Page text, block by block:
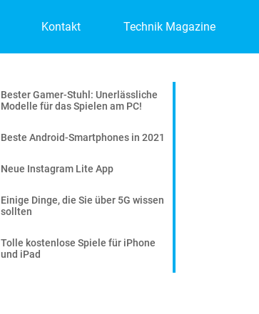
Kontakt Technik Magazine
Bester Gamer-Stuhl: Unerlässliche
Modelle für das Spielen am PC!
Beste Android-Smartphones in 2021
Neue Instagram Lite App
Einige Dinge, die Sie über 5G wissen
sollten
Tolle kostenlose Spiele für iPhone
und iPad